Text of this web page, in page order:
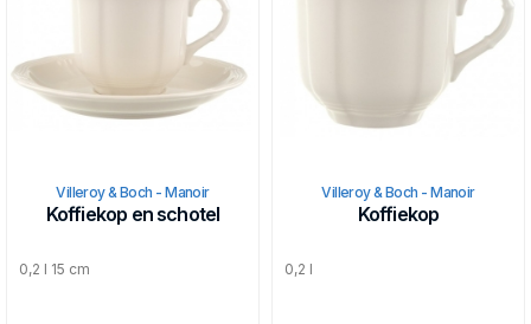
Villeroy & Boch - Manoir
Koffiekop en schotel
0,2 l 15 cm
Villeroy & Boch - Manoir
Koffiekop
0,2 l